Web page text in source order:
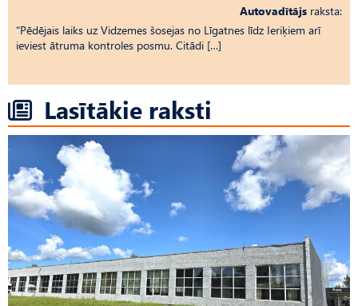
Autovadītājs raksta:
“Pēdējais laiks uz Vid­ze­mes šosejas no Līgatnes līdz Ieriķiem arī
ieviest ātruma kontroles posmu. Citādi […]
Lasītākie raksti